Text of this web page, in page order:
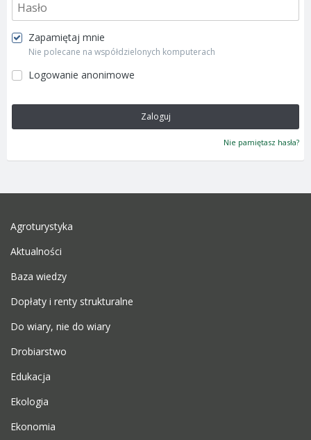
Zapamiętaj mnie
Nie polecane na współdzielonych komputerach
Logowanie anonimowe
Zaloguj
Nie pamiętasz hasła?
Agroturystyka
Aktualności
Baza wiedzy
Dopłaty i renty strukturalne
Do wiary, nie do wiary
Drobiarstwo
Edukacja
Ekologia
Ekonomia